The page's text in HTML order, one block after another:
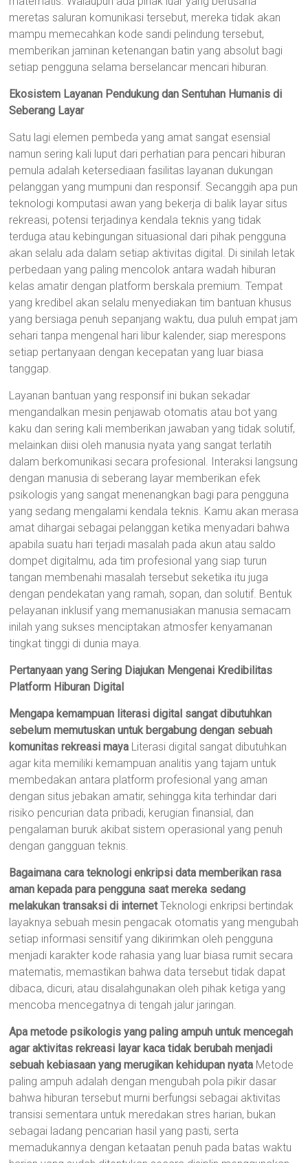
meretas saluran komunikasi tersebut, mereka tidak akan
mampu memecahkan kode sandi pelindung tersebut,
memberikan jaminan ketenangan batin yang absolut bagi
setiap pengguna selama berselancar mencari hiburan.
Ekosistem Layanan Pendukung dan Sentuhan Humanis di
Seberang Layar
Satu lagi elemen pembeda yang amat sangat esensial
namun sering kali luput dari perhatian para pencari hiburan
pemula adalah ketersediaan fasilitas layanan dukungan
pelanggan yang mumpuni dan responsif. Secanggih apa pun
teknologi komputasi awan yang bekerja di balik layar situs
rekreasi, potensi terjadinya kendala teknis yang tidak
terduga atau kebingungan situasional dari pihak pengguna
akan selalu ada dalam setiap aktivitas digital. Di sinilah letak
perbedaan yang paling mencolok antara wadah hiburan
kelas amatir dengan platform berskala premium. Tempat
yang kredibel akan selalu menyediakan tim bantuan khusus
yang bersiaga penuh sepanjang waktu, dua puluh empat jam
sehari tanpa mengenal hari libur kalender, siap merespons
setiap pertanyaan dengan kecepatan yang luar biasa
tanggap.
Layanan bantuan yang responsif ini bukan sekadar
mengandalkan mesin penjawab otomatis atau bot yang
kaku dan sering kali memberikan jawaban yang tidak solutif,
melainkan diisi oleh manusia nyata yang sangat terlatih
dalam berkomunikasi secara profesional. Interaksi langsung
dengan manusia di seberang layar memberikan efek
psikologis yang sangat menenangkan bagi para pengguna
yang sedang mengalami kendala teknis. Kamu akan merasa
amat dihargai sebagai pelanggan ketika menyadari bahwa
apabila suatu hari terjadi masalah pada akun atau saldo
dompet digitalmu, ada tim profesional yang siap turun
tangan membenahi masalah tersebut seketika itu juga
dengan pendekatan yang ramah, sopan, dan solutif. Bentuk
pelayanan inklusif yang memanusiakan manusia semacam
inilah yang sukses menciptakan atmosfer kenyamanan
tingkat tinggi di dunia maya.
Pertanyaan yang Sering Diajukan Mengenai Kredibilitas
Platform Hiburan Digital
Mengapa kemampuan literasi digital sangat dibutuhkan
sebelum memutuskan untuk bergabung dengan sebuah
komunitas rekreasi maya Literasi digital sangat dibutuhkan
agar kita memiliki kemampuan analitis yang tajam untuk
membedakan antara platform profesional yang aman
dengan situs jebakan amatir, sehingga kita terhindar dari
risiko pencurian data pribadi, kerugian finansial, dan
pengalaman buruk akibat sistem operasional yang penuh
dengan gangguan teknis.
Bagaimana cara teknologi enkripsi data memberikan rasa
aman kepada para pengguna saat mereka sedang
melakukan transaksi di internetTeknologi enkripsi bertindak
layaknya sebuah mesin pengacak otomatis yang mengubah
setiap informasi sensitif yang dikirimkan oleh pengguna
menjadi karakter kode rahasia yang luar biasa rumit secara
matematis, memastikan bahwa data tersebut tidak dapat
dibaca, dicuri, atau disalahgunakan oleh pihak ketiga yang
mencoba mencegatnya di tengah jalur jaringan.
Apa metode psikologis yang paling ampuh untuk mencegah
agar aktivitas rekreasi layar kaca tidak berubah menjadi
sebuah kebiasaan yang merugikan kehidupan nyata Metode
paling ampuh adalah dengan mengubah pola pikir dasar
bahwa hiburan tersebut murni berfungsi sebagai aktivitas
transisi sementara untuk meredakan stres harian, bukan
sebagai ladang pencarian hasil yang pasti, serta
memadukannya dengan ketaatan penuh pada batas waktu